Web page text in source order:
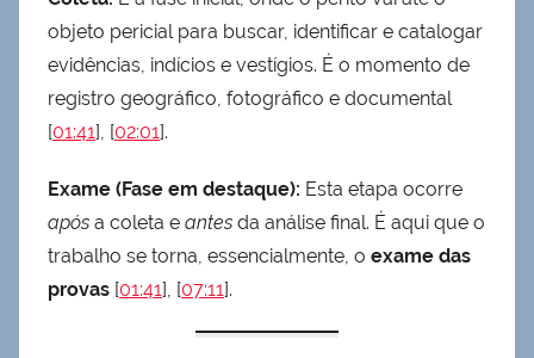
objeto pericial para buscar, identificar e catalogar
evidências, indícios e vestígios. É o momento de
registro geográfico, fotográfico e documental
[01:41], [02:01].
Exame (Fase em destaque): Esta etapa ocorre
após a coleta e antes da análise final. É aqui que o
trabalho se torna, essencialmente, o exame das
provas [01:41], [07:11].